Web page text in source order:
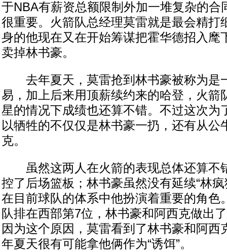
于NBA有薪资总额限制外加一堆复杂的合
很重要。火箭队总经理莫雷就是最会精打
身的他现在又在开始筹谋把霍华德招入麾
卖掉林书豪。
去年夏天，莫雷抢到林书豪被称为是
易，加上后来用顶薪续约来的哈登，火箭
星的情况下成绩也还算不错。不过这次为
以牺牲的不仅仅是林书豪一扔，还有从公
克。
虽然这两人在火箭的表现总体还算不
控了后场篮板；林书豪虽然没有延续“林
在目前球队的体系中他扮演着重要的角色
队排在西部第7位，林书豪和阿西克做出
因为这个原因，莫雷看到了林书豪和阿西
年夏天很有可能拿他俩作为“诱饵”。